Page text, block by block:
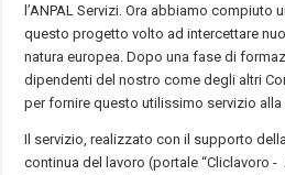
l’ANPAL Servizi. Ora abbiamo compiuto
questo progetto volto ad intercettare
natura europea. Dopo una fase di
dipendenti del nostro come degli altri
per fornire questo utilissimo servizio alla
Il servizio, realizzato con il supporto
continua del lavoro (portale “Cliclavoro -